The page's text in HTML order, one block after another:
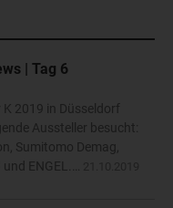
| Tag 6
K 2019 in Düsseldorf
Aussteller besucht:
Sumitomo Demag,
ENGEL.…